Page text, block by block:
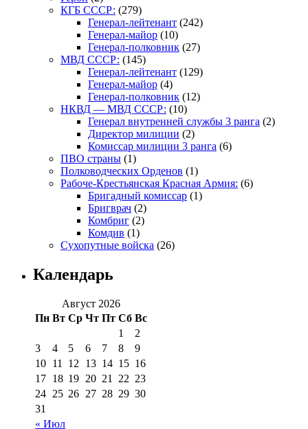
КГБ СССР: (279)
Генерал-лейтенант (242)
Генерал-майор (10)
Генерал-полковник (27)
МВД СССР: (145)
Генерал-лейтенант (129)
Генерал-майор (4)
Генерал-полковник (12)
НКВД — МВД СССР: (10)
Генерал внутренней службы 3 ранга (2)
Директор милиции (2)
Комиссар милиции 3 ранга (6)
ПВО страны (1)
Полководческих Орденов (1)
Рабоче-Крестьянская Красная Армия: (6)
Бригадный комиссар (1)
Бригврач (2)
Комбриг (2)
Комдив (1)
Сухопутные войска (26)
Календарь
Август 2026
Пн Вт Ср Чт Пт Сб Вс
« Июл
1
2
3
4 5 6 7 8
9
10 11 12 13 14 15 16
17 18 19 20 21 22 23
24 25 26 27 28 29 30
31